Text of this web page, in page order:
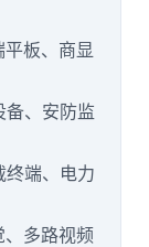
板、商显
备、安防监
端、
电力
、多路视频